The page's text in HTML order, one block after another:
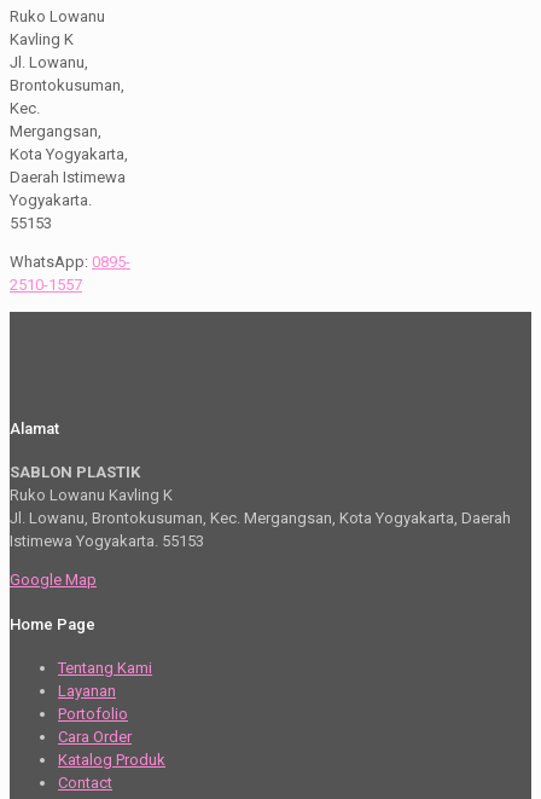
Ruko Lowanu
Kavling K
Jl. Lowanu,
Brontokusuman,
Kec.
Mergangsan,
Kota Yogyakarta,
Daerah Istimewa
Yogyakarta.
55153
WhatsApp: 0895-
2510-1557
Alamat
SABLON PLASTIK
Ruko Lowanu Kavling K
Jl. Lowanu, Brontokusuman, Kec. Mergangsan, Kota Yogyakarta, Daerah
Istimewa Yogyakarta. 55153
Google Map
Home Page
Tentang Kami
Layanan
Portofolio
Cara Order
Katalog Produk
Contact